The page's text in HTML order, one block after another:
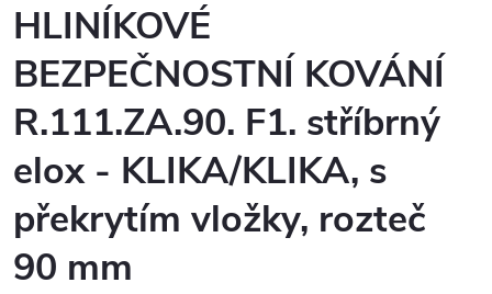
HLINÍKOVÉ
BEZPEČNOSTNÍ KOVÁNÍ
R.111.ZA.90. F1. stříbrný
elox - KLIKA/KLIKA, s
překrytím vložky, rozteč
90 mm